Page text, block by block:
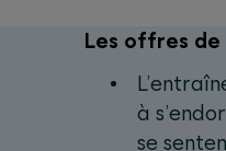
Les offres de
à
se